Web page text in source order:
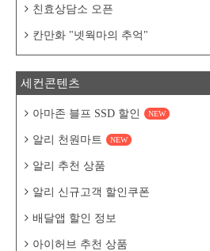
친효상담소 오픈
칸만화 "넷웍마의 추억"
세컨콘텐츠
아마존 블프 SSD 할인 NEW
알리 천원마트 NEW
알리 추천 상품
알리 신규고객 할인쿠폰
배달앱 할인 정보
아이허브 추천 상품